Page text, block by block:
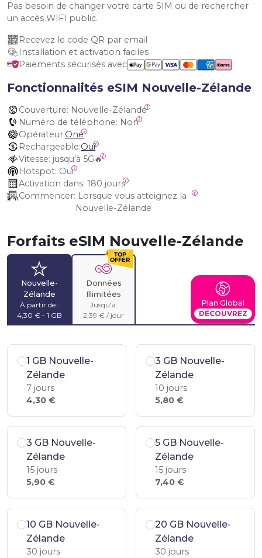
Pas besoin de changer votre carte SIM ou de rechercher
un accès WIFI public.
Recevez le code QR par email
Installation et activation faciles
Paiements sécurisés avec
Fonctionnalités eSIM Nouvelle-Zélande
Couverture: Nouvelle-Zélande
Numéro de téléphone: Non
Opérateur:One
Rechargeable:Oui
Vitesse: jusqu'à 5G🔥
Hotspot: Oui
Activation dans: 180 jours
Commencer:
Nouvelle-Zélande
Forfaits eSIM Nouvelle-Zélande
Nouvelle-
Zélande
À partir de :
4,30 € - 1 GB
Données
Illimitées
Jusqu'à:
2,39 € / jour
Plan Global
DÉCOUVREZ
1 GB Nouvelle-
Zélande
7 jours
4,30 €
3 GB Nouvelle-
Zélande
10 jours
5,80 €
3 GB Nouvelle-
Zélande
15 jours
5,90 €
5 GB Nouvelle-
Zélande
15 jours
7,40 €
10 GB Nouvelle-
Zélande
30 jours
20 GB Nouvelle-
Zélande
30 jours